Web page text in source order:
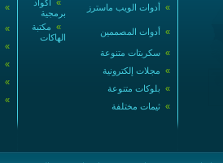
»
»
»
»
»
»
» أكواد
برمجية
» أدوات الويب ماسترز
» مكتبة
الهاكات
» أدوات المصممين
» سكربتات متنوعة
» مجلات إلكترونية
» بلوكات متنوعة
» ثيمات مختلفة